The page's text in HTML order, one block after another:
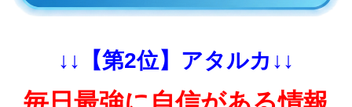
↓↓【第2位】アタルカ↓↓